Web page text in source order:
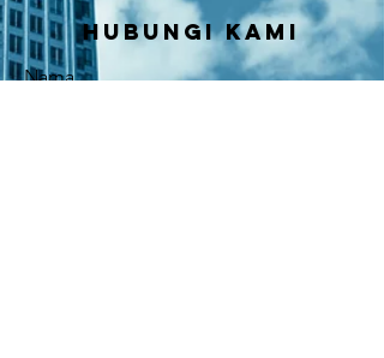
Hubungi kami
Nama